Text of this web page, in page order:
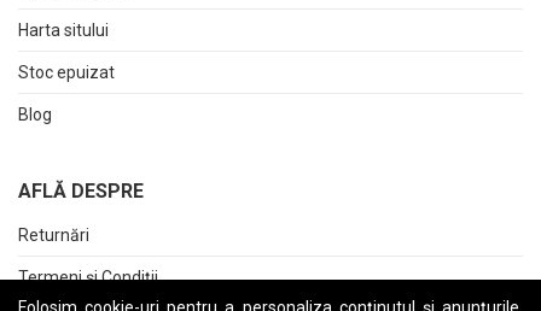
Folosim cookie-uri pentru a personaliza conținutul și anunțurile,
Harta sitului
Stoc epuizat
Blog
AFLĂ DESPRE
Returnări
Termeni și Condiții